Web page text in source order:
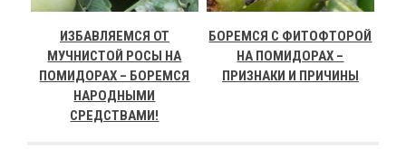
ИЗБАВЛЯЕМСЯ ОТ
МУЧНИСТОЙ РОСЫ НА
ПОМИДОРАХ – БОРЕМСЯ
НАРОДНЫМИ
СРЕДСТВАМИ!
БОРЕМСЯ С ФИТОФТОРОЙ
НА ПОМИДОРАХ –
ПРИЗНАКИ И ПРИЧИНЫ